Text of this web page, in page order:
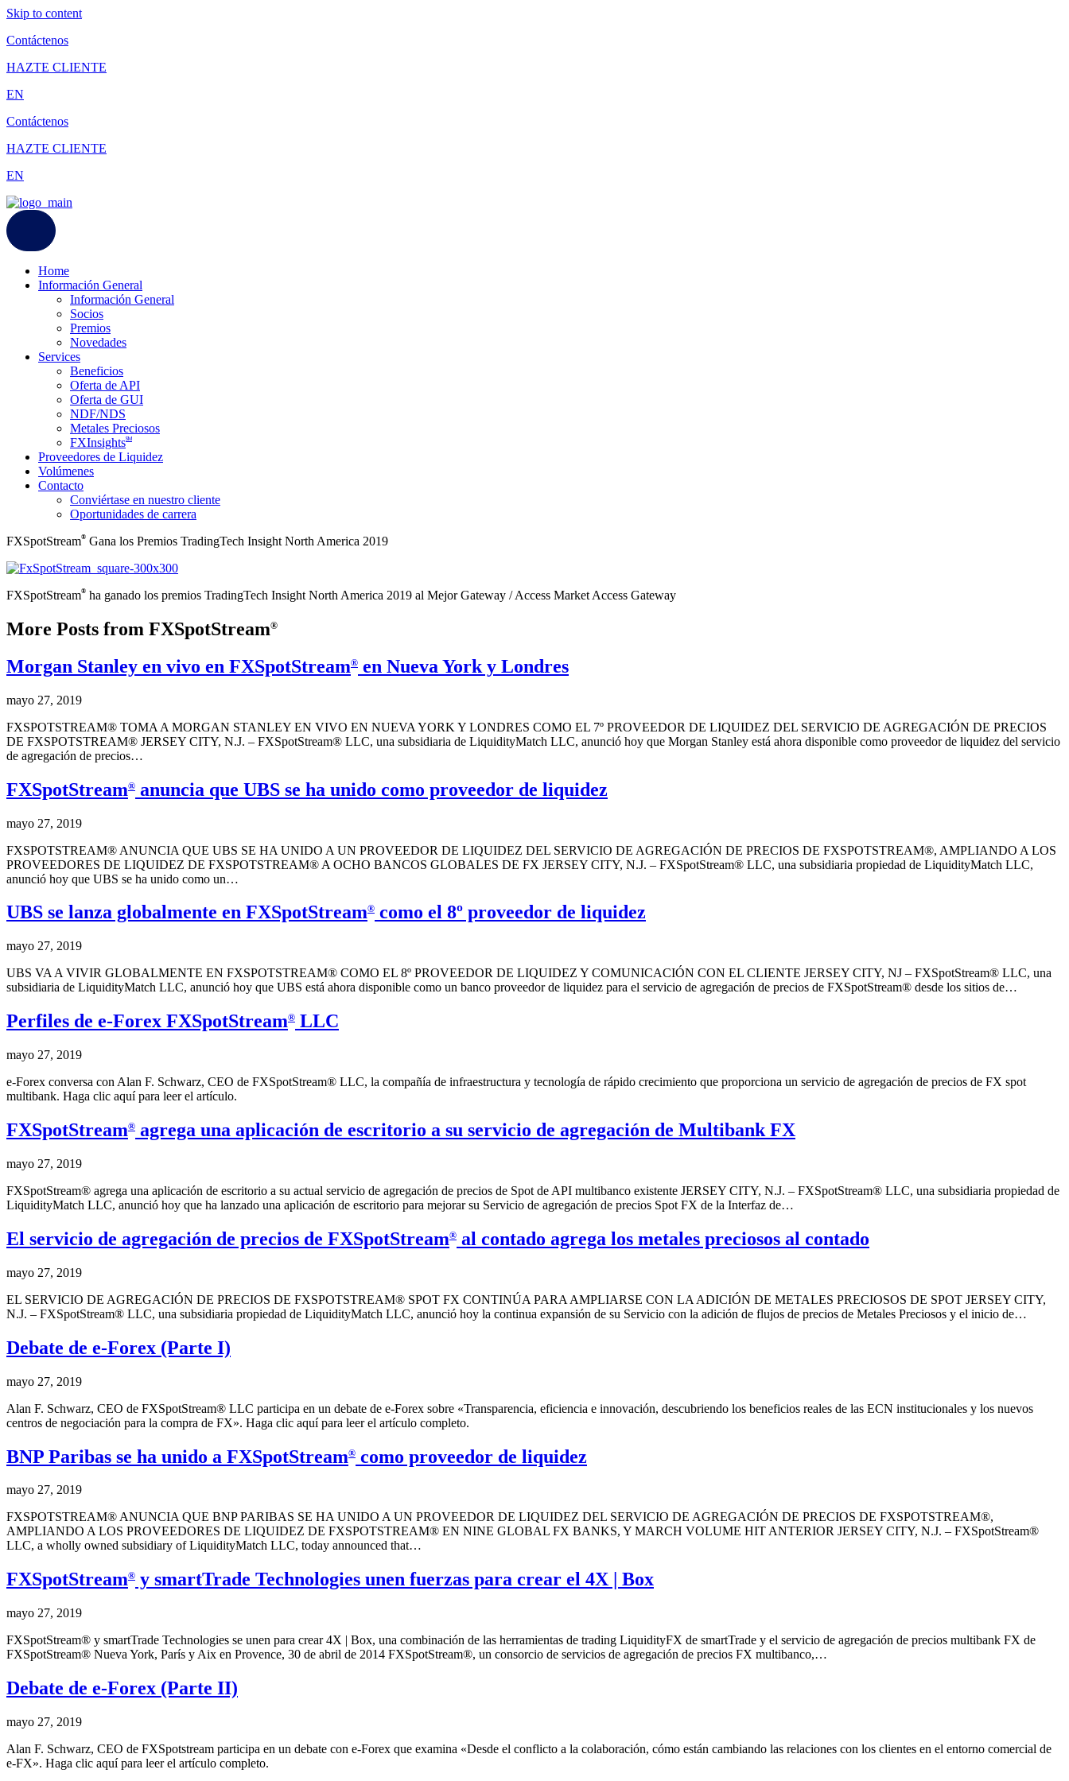
Skip to content
Contáctenos
HAZTE CLIENTE
EN
Contáctenos
HAZTE CLIENTE
EN
Home
Información General
Información General
Socios
Premios
Novedades
Services
Beneficios
Oferta de API
Oferta de GUI
NDF/NDS
Metales Preciosos
FXInsightsSM
Proveedores de Liquidez
Volúmenes
Contacto
Conviértase en nuestro cliente
Oportunidades de carrera
FXSpotStream® Gana los Premios TradingTech Insight North America 2019
FXSpotStream® ha ganado los premios TradingTech Insight North America 2019 al Mejor Gateway / Access Market Access Gateway
More Posts from FXSpotStream®
Morgan Stanley en vivo en FXSpotStream® en Nueva York y Londres
mayo 27, 2019
FXSPOTSTREAM® TOMA A MORGAN STANLEY EN VIVO EN NUEVA YORK Y LONDRES COMO EL 7º PROVEEDOR DE LIQUIDEZ DEL SERVICIO DE AGREGACIÓN DE PRECIOS
DE FXSPOTSTREAM® JERSEY CITY, N.J. – FXSpotStream® LLC, una subsidiaria de LiquidityMatch LLC, anunció hoy que Morgan Stanley está ahora disponible como proveedor de liquidez del servicio
de agregación de precios…
FXSpotStream® anuncia que UBS se ha unido como proveedor de liquidez
mayo 27, 2019
FXSPOTSTREAM® ANUNCIA QUE UBS SE HA UNIDO A UN PROVEEDOR DE LIQUIDEZ DEL SERVICIO DE AGREGACIÓN DE PRECIOS DE FXSPOTSTREAM®, AMPLIANDO A LOS
PROVEEDORES DE LIQUIDEZ DE FXSPOTSTREAM® A OCHO BANCOS GLOBALES DE FX JERSEY CITY, N.J. – FXSpotStream® LLC, una subsidiaria propiedad de LiquidityMatch LLC,
anunció hoy que UBS se ha unido como un…
UBS se lanza globalmente en FXSpotStream® como el 8º proveedor de liquidez
mayo 27, 2019
UBS VA A VIVIR GLOBALMENTE EN FXSPOTSTREAM® COMO EL 8º PROVEEDOR DE LIQUIDEZ Y COMUNICACIÓN CON EL CLIENTE JERSEY CITY, NJ – FXSpotStream® LLC, una
subsidiaria de LiquidityMatch LLC, anunció hoy que UBS está ahora disponible como un banco proveedor de liquidez para el servicio de agregación de precios de FXSpotStream® desde los sitios de…
Perfiles de e-Forex FXSpotStream® LLC
mayo 27, 2019
e-Forex conversa con Alan F. Schwarz, CEO de FXSpotStream® LLC, la compañía de infraestructura y tecnología de rápido crecimiento que proporciona un servicio de agregación de precios de FX spot
multibank. Haga clic aquí para leer el artículo.
FXSpotStream® agrega una aplicación de escritorio a su servicio de agregación de Multibank FX
mayo 27, 2019
FXSpotStream® agrega una aplicación de escritorio a su actual servicio de agregación de precios de Spot de API multibanco existente JERSEY CITY, N.J. – FXSpotStream® LLC, una subsidiaria propiedad de
LiquidityMatch LLC, anunció hoy que ha lanzado una aplicación de escritorio para mejorar su Servicio de agregación de precios Spot FX de la Interfaz de…
El servicio de agregación de precios de FXSpotStream® al contado agrega los metales preciosos al contado
mayo 27, 2019
EL SERVICIO DE AGREGACIÓN DE PRECIOS DE FXSPOTSTREAM® SPOT FX CONTINÚA PARA AMPLIARSE CON LA ADICIÓN DE METALES PRECIOSOS DE SPOT JERSEY CITY,
N.J. – FXSpotStream® LLC, una subsidiaria propiedad de LiquidityMatch LLC, anunció hoy la continua expansión de su Servicio con la adición de flujos de precios de Metales Preciosos y el inicio de…
Debate de e-Forex (Parte I)
mayo 27, 2019
Alan F. Schwarz, CEO de FXSpotStream® LLC participa en un debate de e-Forex sobre «Transparencia, eficiencia e innovación, descubriendo los beneficios reales de las ECN institucionales y los nuevos
centros de negociación para la compra de FX». Haga clic aquí para leer el artículo completo.
BNP Paribas se ha unido a FXSpotStream® como proveedor de liquidez
mayo 27, 2019
FXSPOTSTREAM® ANUNCIA QUE BNP PARIBAS SE HA UNIDO A UN PROVEEDOR DE LIQUIDEZ DEL SERVICIO DE AGREGACIÓN DE PRECIOS DE FXSPOTSTREAM®,
AMPLIANDO A LOS PROVEEDORES DE LIQUIDEZ DE FXSPOTSTREAM® EN NINE GLOBAL FX BANKS, Y MARCH VOLUME HIT ANTERIOR JERSEY CITY, N.J. – FXSpotStream®
LLC, a wholly owned subsidiary of LiquidityMatch LLC, today announced that…
FXSpotStream® y smartTrade Technologies unen fuerzas para crear el 4X | Box
mayo 27, 2019
FXSpotStream® y smartTrade Technologies se unen para crear 4X | Box, una combinación de las herramientas de trading LiquidityFX de smartTrade y el servicio de agregación de precios multibank FX de
FXSpotStream® Nueva York, París y Aix en Provence, 30 de abril de 2014 FXSpotStream®, un consorcio de servicios de agregación de precios FX multibanco,…
Debate de e-Forex (Parte II)
mayo 27, 2019
Alan F. Schwarz, CEO de FXSpotstream participa en un debate con e-Forex que examina «Desde el conflicto a la colaboración, cómo están cambiando las relaciones con los clientes en el entorno comercial de
e-FX». Haga clic aquí para leer el artículo completo.